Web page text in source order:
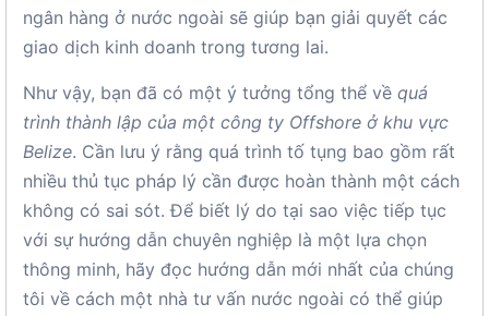
ngân hàng ở nước ngoài sẽ giúp bạn giải quyết các
giao dịch kinh doanh trong tương lai.
Như vậy, bạn đã có một ý tưởng tổng thể về quá
trình thành lập của một công ty Offshore ở khu vực
Belize. Cần lưu ý rằng quá trình tố tụng bao gồm rất
nhiều thủ tục pháp lý cần được hoàn thành một cách
không có sai sót. Để biết lý do tại sao việc tiếp tục
với sự hướng dẫn chuyên nghiệp là một lựa chọn
thông minh, hãy đọc hướng dẫn mới nhất của chúng
tôi về cách một nhà tư vấn nước ngoài có thể giúp